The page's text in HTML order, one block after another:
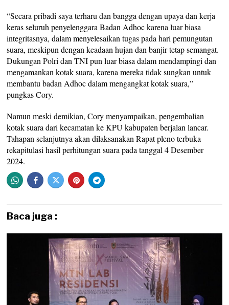
“Secara pribadi saya terharu dan bangga dengan upaya dan kerja
keras seluruh penyelenggara Badan Adhoc karena luar biasa
integritasnya, dalam menyelesaikan tugas pada hari pemungutan
suara, meskipun dengan keadaan hujan dan banjir tetap semangat.
Dukungan Polri dan TNI pun luar biasa dalam mendampingi dan
mengamankan kotak suara, karena mereka tidak sungkan untuk
membantu badan Adhoc dalam mengangkat kotak suara,”
pungkas Cory.
Namun meski demikian, Cory menyampaikan, pengembalian
kotak suara dari kecamatan ke KPU kabupaten berjalan lancar.
Tahapan selanjutnya akan dilaksanakan Rapat pleno terbuka
rekapitulasi hasil perhitungan suara pada tanggal 4 Desember
2024.
Baca juga :